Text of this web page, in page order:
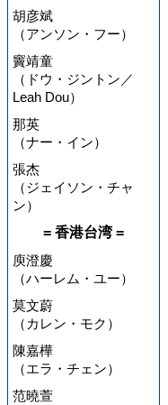
胡彦斌
（アンソン・フー）
竇靖童
（ドウ・ジントン／
Leah Dou）
那英
（ナー・イン）
張杰
（ジェイソン・チャ
ン）
= 香港台湾 =
庾澄慶
（ハーレム・ユー）
莫文蔚
（カレン・モク）
陳嘉樺
（エラ・チェン）
范曉萱